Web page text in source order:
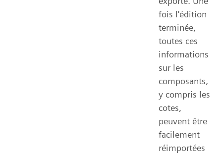
fois l'édition
terminée,
toutes ces
informations
sur les
composants,
y compris les
cotes,
peuvent être
facilement
réimportées